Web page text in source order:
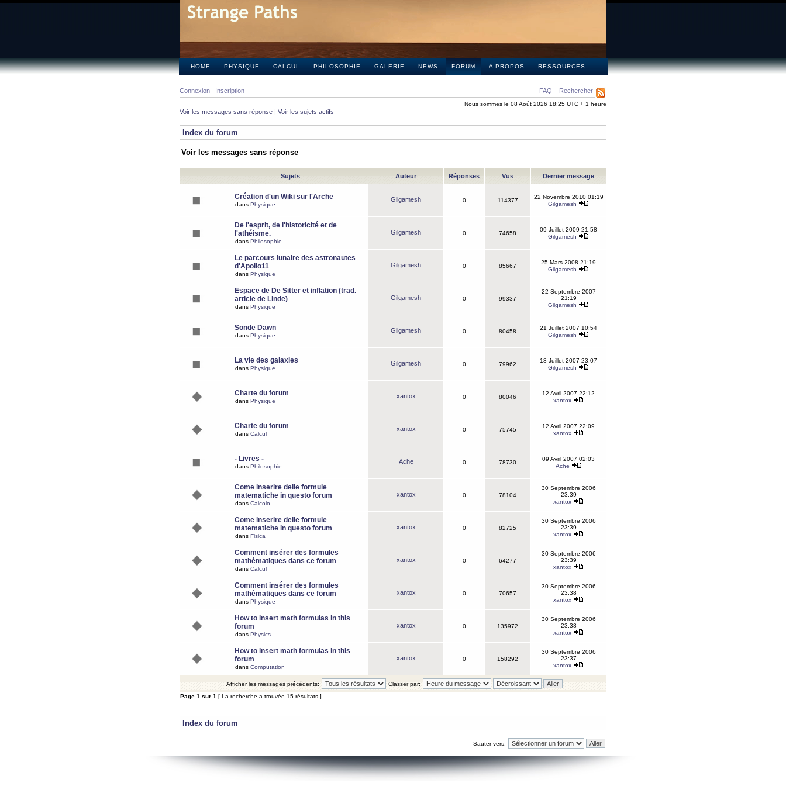
HOME PHYSIQUE CALCUL PHILOSOPHIE GALERIE NEWS FORUM A PROPOS RESSOURCES
FAQ Rechercher
Connexion Inscription
Nous sommes le 08 Août 2026 18:25 UTC + 1 heure
Voir les messages sans réponse | Voir les sujets actifs
Index du forum
Voir les messages sans réponse
Sujets Auteur Réponses Vus Dernier message
Création d'un Wiki sur l'Arche
dans Physique
Gilgamesh 0 114377
22 Novembre 2010 01:19
Gilgamesh
De l'esprit, de l'historicité et de
l'athéisme.
dans Philosophie
Gilgamesh 0 74658
09 Juillet 2009 21:58
Gilgamesh
Le parcours lunaire des astronautes
d'Apollo11
dans Physique
Gilgamesh 0 85667
25 Mars 2008 21:19
Gilgamesh
Espace de De Sitter et inflation (trad.
article de Linde)
dans Physique
Gilgamesh 0 99337
22 Septembre 2007
21:19
Gilgamesh
Sonde Dawn
dans Physique
Gilgamesh 0 80458
21 Juillet 2007 10:54
Gilgamesh
La vie des galaxies
dans Physique
Gilgamesh 0 79962
18 Juillet 2007 23:07
Gilgamesh
Charte du forum
dans Physique
xantox 0 80046
12 Avril 2007 22:12
xantox
Charte du forum
dans Calcul
xantox 0 75745
12 Avril 2007 22:09
xantox
- Livres -
dans Philosophie
Ache 0 78730
09 Avril 2007 02:03
Ache
Come inserire delle formule
matematiche in questo forum
dans Calcolo
xantox 0 78104
30 Septembre 2006
23:39
xantox
Come inserire delle formule
matematiche in questo forum
dans Fisica
xantox 0 82725
30 Septembre 2006
23:39
xantox
Comment insérer des formules
mathématiques dans ce forum
dans Calcul
xantox 0 64277
30 Septembre 2006
23:39
xantox
Comment insérer des formules
mathématiques dans ce forum
dans Physique
xantox 0 70657
30 Septembre 2006
23:38
xantox
How to insert math formulas in this
forum
dans Physics
xantox 0 135972
30 Septembre 2006
23:38
xantox
How to insert math formulas in this
forum
dans Computation
xantox 0 158292
30 Septembre 2006
23:37
xantox
Afficher les messages précédents:
Classer par:
Page 1 sur 1 [ La recherche a trouvée 15 résultats ]
Index du forum
Sauter vers: